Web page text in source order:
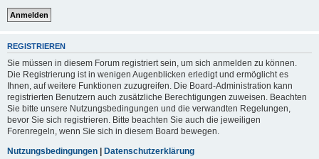
REGISTRIEREN
Sie müssen in diesem Forum registriert sein, um sich anmelden zu können.
Die Registrierung ist in wenigen Augenblicken erledigt und ermöglicht es
Ihnen, auf weitere Funktionen zuzugreifen. Die Board-Administration kann
registrierten Benutzern auch zusätzliche Berechtigungen zuweisen. Beachten
Sie bitte unsere Nutzungsbedingungen und die verwandten Regelungen,
bevor Sie sich registrieren. Bitte beachten Sie auch die jeweiligen
Forenregeln, wenn Sie sich in diesem Board bewegen.
Nutzungsbedingungen | Datenschutzerklärung